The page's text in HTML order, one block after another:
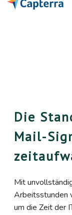
Die
Mail-
Mit
Arbeitsstunden
um die Zeit der